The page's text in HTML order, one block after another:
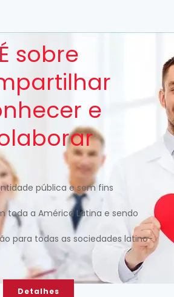
É sobre
e
pública e sem fins
toda a América Latina e sendo
para todas as sociedades latino-
Detalhes